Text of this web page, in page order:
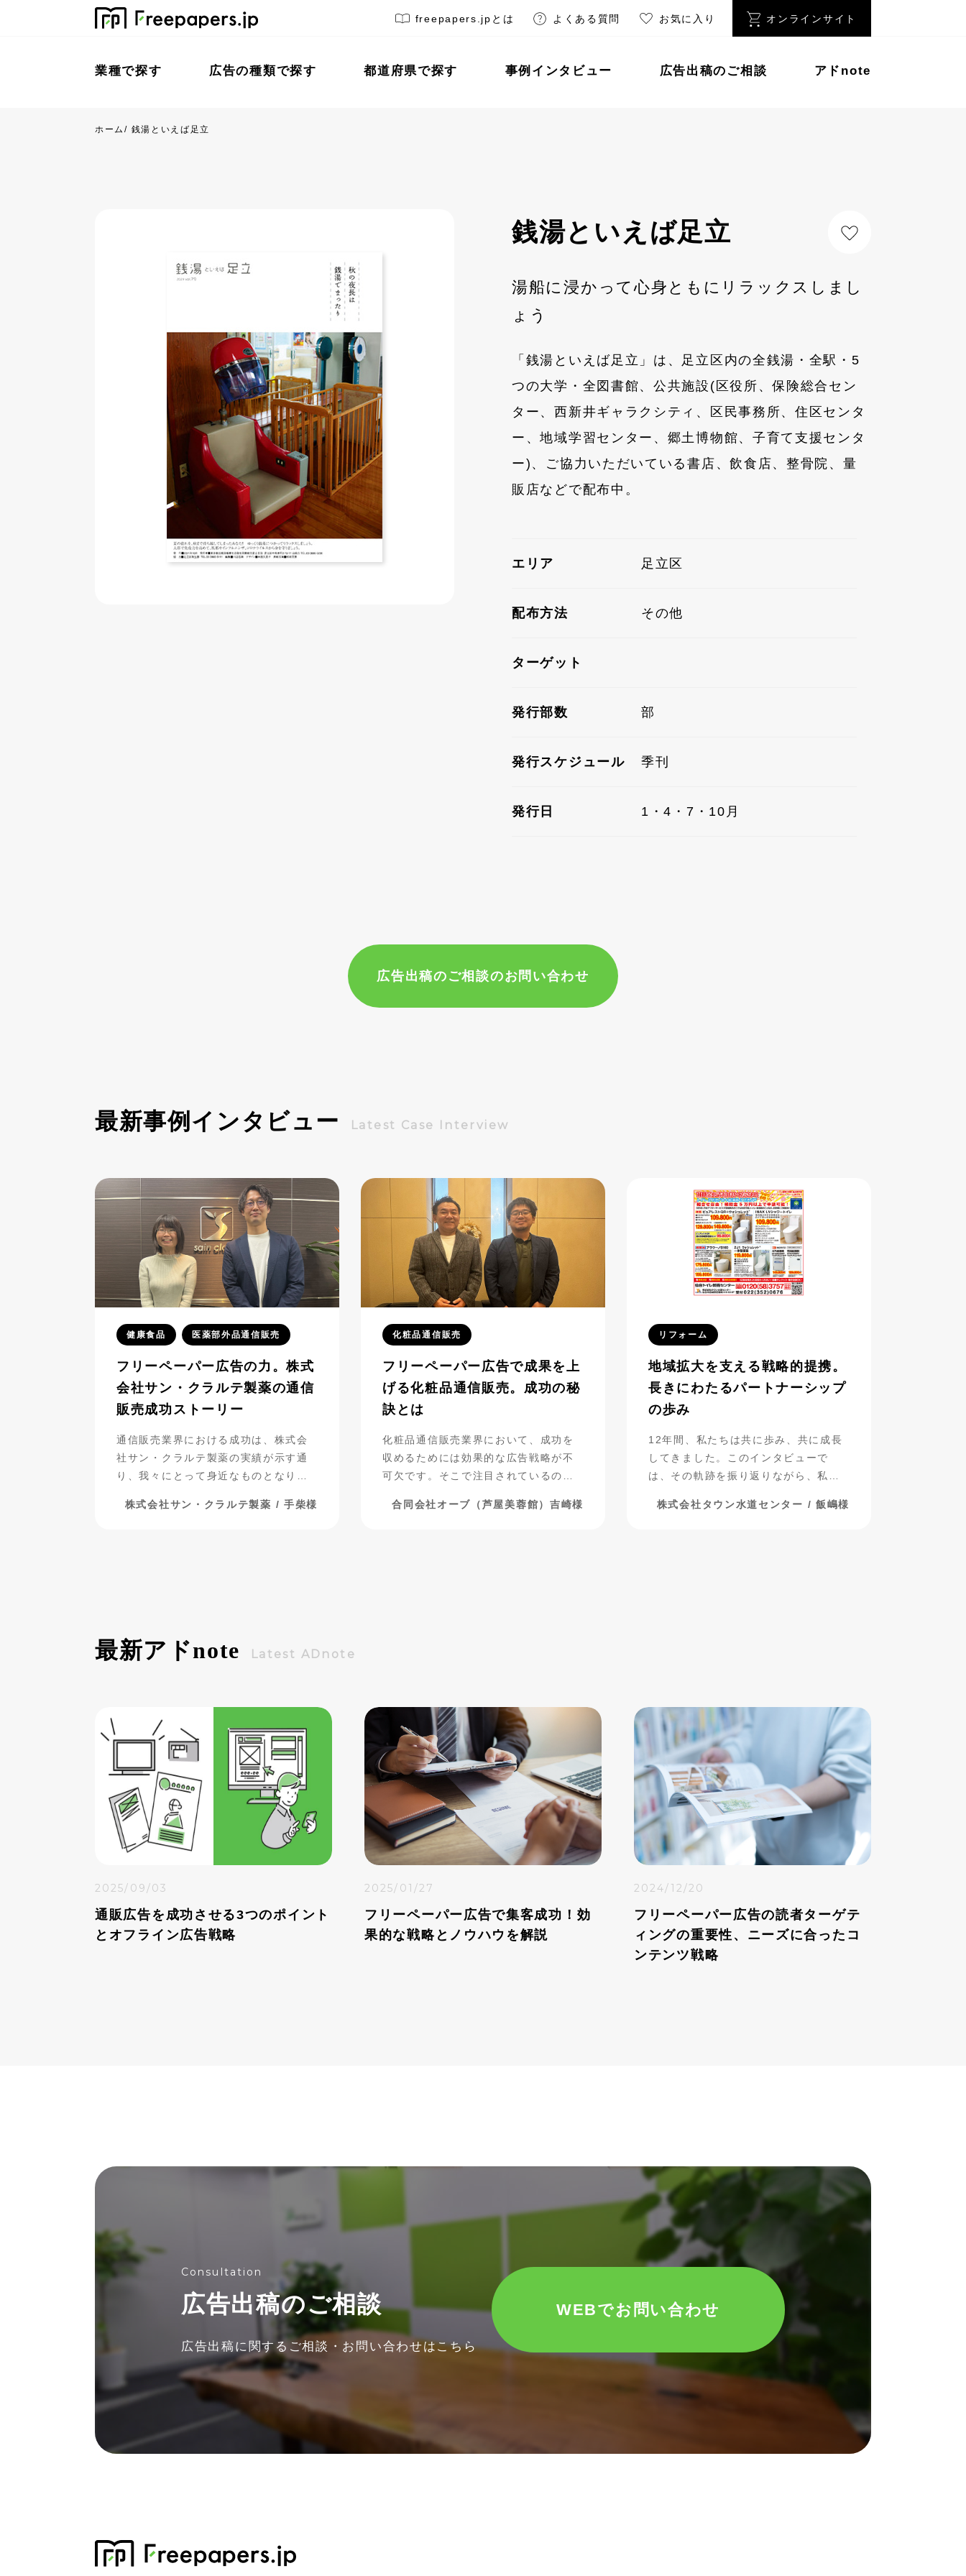
freepapers.jpとは よくある質問 お気に入り オンラインサイト
業種で探す 広告の種類で探す 都道府県で探す 事例インタビュー 広告出稿のご相談 アドnote
ホーム/ 銭湯といえば足立
銭湯といえば足立
湯船に浸かって心身ともにリラックスしまし
ょう
「銭湯といえば足立」は、足立区内の全銭湯・全駅・5
つの大学・全図書館、公共施設(区役所、保険総合セン
ター、西新井ギャラクシティ、区民事務所、住区センタ
ー、地域学習センター、郷土博物館、子育て支援センタ
ー)、ご協力いただいている書店、飲食店、整骨院、量
販店などで配布中。
エリア 足立区
配布方法 その他
ターゲット
発行部数 部
発行スケジュール 季刊
発行日 1・4・7・10月
広告出稿のご相談のお問い合わせ
最新事例インタビュー Latest Case Interview
健康食品 医薬部外品通信販売
フリーペーパー広告の力。株式
会社サン・クラルテ製薬の通信
販売成功ストーリー
通信販売業界における成功は、株式会
社サン・クラルテ製薬の実績が示す通
り、我々にとって身近なものとなりつ
告を活用し、事業を発展させてきた過
株式会社サン・クラルテ製薬 / 手柴様
化粧品通信販売
フリーペーパー広告で成果を上
げる化粧品通信販売。成功の秘
訣とは
化粧品通信販売業界において、成功を
収めるためには効果的な広告戦略が不
可欠です。そこで注目されているの
合同会社オーブ（芦屋美蓉館様）は、
合同会社オーブ（芦屋美蓉館）吉崎様
リフォーム
地域拡大を支える戦略的提携。
長きにわたるパートナーシップ
の歩み
12年間、私たちは共に歩み、共に成長
してきました。このインタビューで
は、その軌跡を振り返りながら、私た
いきたいと思います。
株式会社タウン水道センター / 飯嶋様
最新アドnote Latest ADnote
2025/09/03
通販広告を成功させる3つのポイント
とオフライン広告戦略
2025/01/27
フリーペーパー広告で集客成功！効
果的な戦略とノウハウを解説
2024/12/20
フリーペーパー広告の読者ターゲテ
ィングの重要性、ニーズに合ったコ
ンテンツ戦略
Consultation
広告出稿のご相談
広告出稿に関する ご相談・お問い合わせはこちら
WEBでお問い合わせ